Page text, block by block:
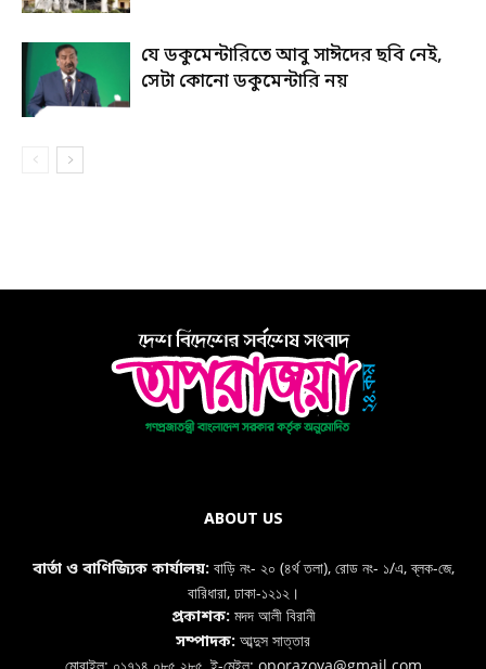
যে ডকুমেন্টারিতে আবু সাঈদের ছবি নেই,
সেটা কোনো ডকুমেন্টারি নয়
ABOUT US
বার্তা ও বাণিজ্যিক কার্যালয়: বাড়ি নং- ২০ (৪র্থ তলা), রোড নং- ১/এ, ব্লক-জে,
বারিধারা, ঢাকা-১২১২।
প্রকাশক:মদদ আলী বিরানী
সম্পাদক: আব্দুস সাত্তার